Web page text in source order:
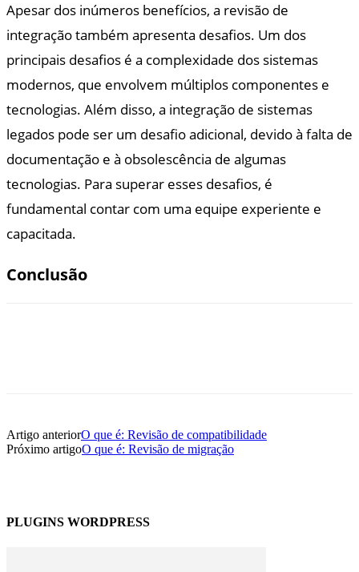
Apesar dos inúmeros benefícios, a revisão de
integração também apresenta desafios. Um dos
principais desafios é a complexidade dos sistemas
modernos, que envolvem múltiplos componentes e
tecnologias. Além disso, a integração de sistemas
legados pode ser um desafio adicional, devido à falta de
documentação e à obsolescência de algumas
tecnologias. Para superar esses desafios, é
fundamental contar com uma equipe experiente e
capacitada.
Conclusão
Artigo anteriorO que é: Revisão de compatibilidade
Próximo artigoO que é: Revisão de migração
PLUGINS WORDPRESS